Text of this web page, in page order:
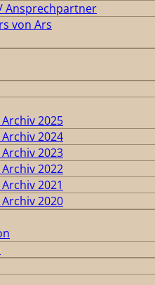
Ansprechpartner
von Ars
2025
2024
2023
2022
2021
2020